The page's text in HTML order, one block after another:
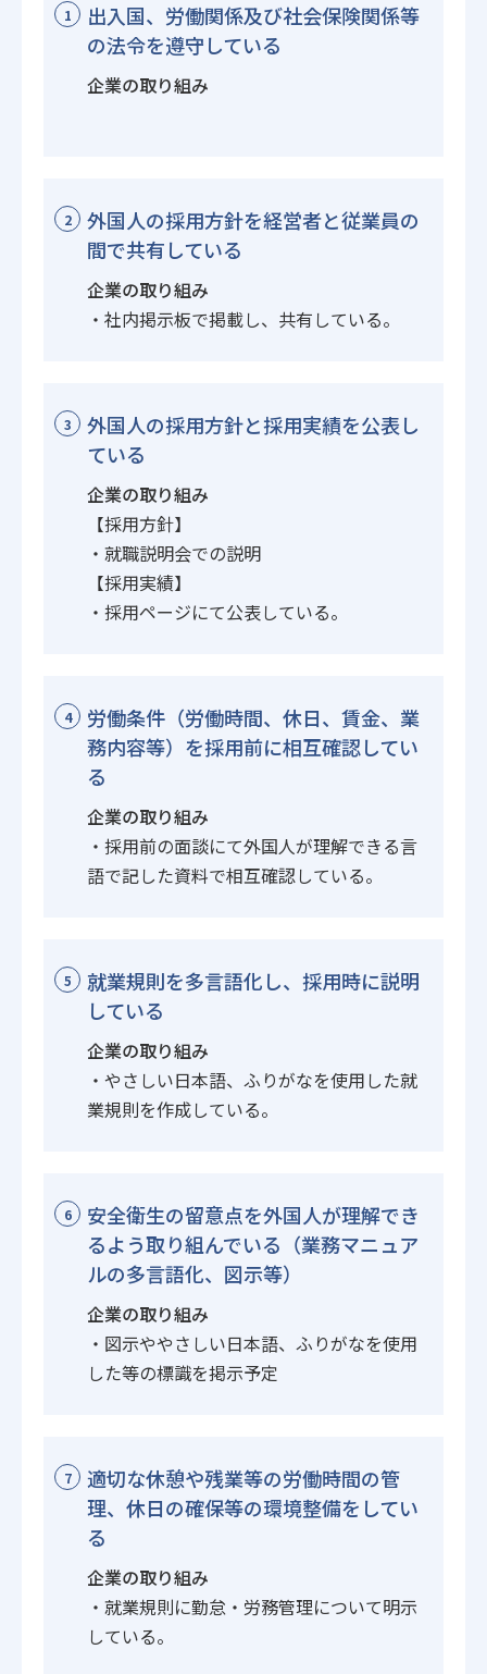
1
出入国、労働関係及び社会保険関係等
の法令を遵守している
企業の取り組み
2
外国人の採用方針を経営者と従業員の
間で共有している
企業の取り組み
・社内掲示板で掲載し、共有している。
3
外国人の採用方針と採用実績を公表し
ている
企業の取り組み
【採用方針】
・就職説明会での説明
【採用実績】
・採用ページにて公表している。
4
労働条件（労働時間、休日、賃金、業
務内容等）を採用前に相互確認してい
る
企業の取り組み
・採用前の面談にて外国人が理解できる言
語で記した資料で相互確認している。
5
就業規則を多言語化し、採用時に説明
している
企業の取り組み
・やさしい日本語、ふりがなを使用した就
業規則を作成している。
6
安全衛生の留意点を外国人が理解でき
るよう取り組んでいる（業務マニュア
ルの多言語化、図示等）
企業の取り組み
・図示ややさしい日本語、ふりがなを使用
した等の標識を掲示予定
7
適切な休憩や残業等の労働時間の管
理、休日の確保等の環境整備をしてい
る
企業の取り組み
・就業規則に勤怠・労務管理について明示
している。